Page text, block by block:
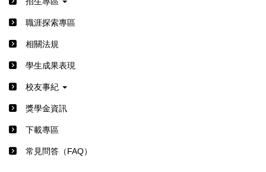
職涯探索專區
相關法規
學生成果表現
校友事紀
獎學金資訊
下載專區
常見問答（FAQ）